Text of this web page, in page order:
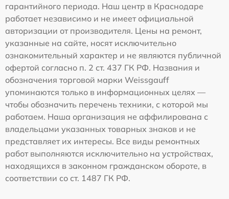
гарантийного периода. Наш центр в Краснодаре
работает независимо и не имеет официальной
авторизации от производителя. Цены на ремонт,
указанные на сайте, носят исключительно
ознакомительный характер и не являются публичной
офертой согласно п. 2 ст. 437 ГК РФ. Названия и
обозначения торговой марки Weissgauff
упоминаются только в информационных целях —
чтобы обозначить перечень техники, с которой мы
работаем. Наша организация не аффилирована с
владельцами указанных товарных знаков и не
представляет их интересы. Все виды ремонтных
работ выполняются исключительно на устройствах,
находящихся в законном гражданском обороте, в
соответствии со ст. 1487 ГК РФ.